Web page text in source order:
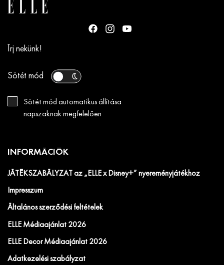
Írj nekünk!
Sötét mód
Sötét mód automatikus állítása
napszaknak megfelelően
INFORMÁCIÓK
JÁTÉKSZABÁLYZAT az „ELLE x Disney+” nyereményjátékhoz
Impresszum
Általános szerződési feltételek
ELLE Médiaajánlat 2026
ELLE Decor Médiaajánlat 2026
Adatkezelési szabályzat